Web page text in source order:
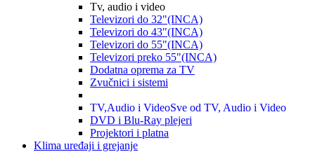
Tv, audio i video
Televizori do 32"(INCA)
Televizori do 43"(INCA)
Televizori do 55"(INCA)
Televizori preko 55"(INCA)
Dodatna oprema za TV
Zvučnici i sistemi
TV,Audio i VideoSve od TV, Audio i Video
DVD i Blu-Ray plejeri
Projektori i platna
Klima uređaji i grejanje